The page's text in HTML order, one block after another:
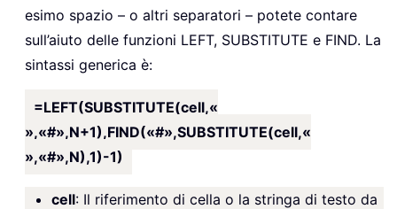
esimo spazio – o altri separatori – potete contare
sull’aiuto delle funzioni LEFT, SUBSTITUTE e FIND. La
sintassi generica è:
=LEFT(SUBSTITUTE(cell,«
»,«#»,N+1),FIND(«#»,SUBSTITUTE(cell,«
»,«#»,N),1)-1)
cell: Il riferimento di cella o la stringa di testo da